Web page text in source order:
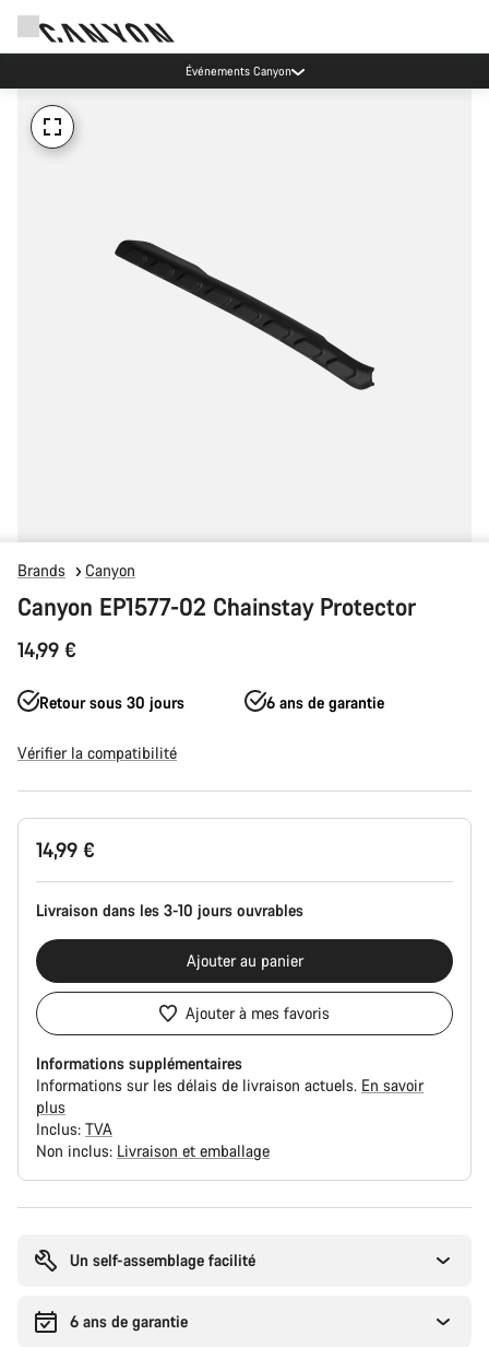
Événements Canyon
Brands Canyon
Canyon EP1577-02 Chainstay Protector
14,99 €
Retour sous 30 jours 6 ans de garantie
Vérifier la compatibilité
Configuration
14,99 €
Livraison dans les 3-10 jours ouvrables
Ajouter au panier
Ajouter à mes favoris
Informations supplémentaires
Informations sur les délais de livraison actuels. En savoir
plus
Inclus: TVA
Non inclus: Livraison et emballage
Un self-assemblage facilité
6 ans de garantie